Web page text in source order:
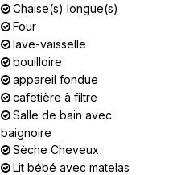
Chaise(s) longue(s)
Four
lave-vaisselle
bouilloire
appareil fondue
cafetière à filtre
Salle de bain avec
baignoire
Sèche Cheveux
Lit bébé avec matelas